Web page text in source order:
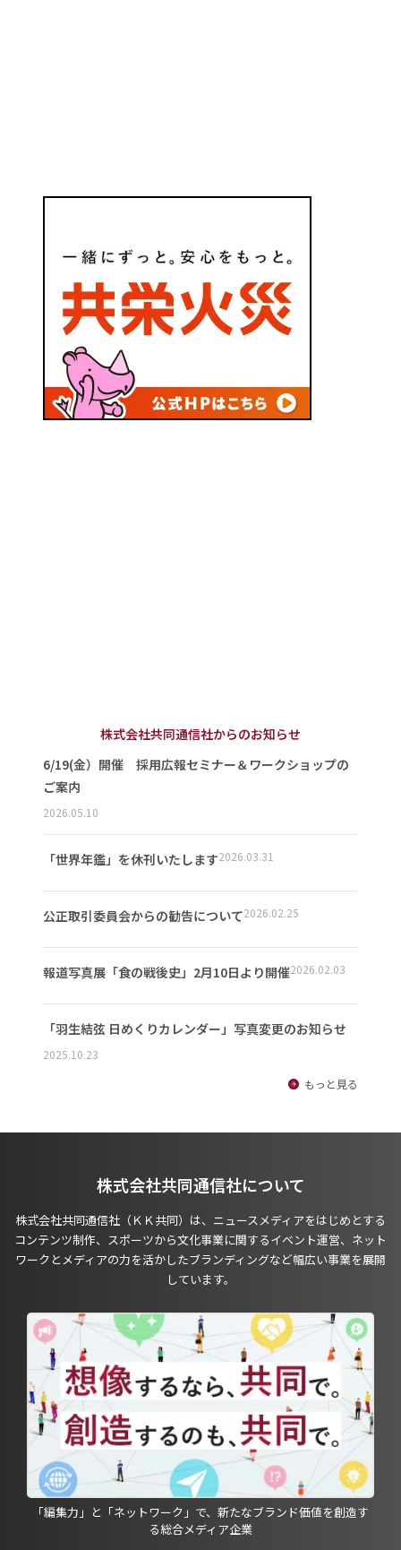
株式会社共同通信社からのお知らせ
6/19(金）開催 採用広報セミナー＆ワークショップの
ご案内
2026.05.10
「世界年鑑」を休刊いたします2026.03.31
公正取引委員会からの勧告について2026.02.25
報道写真展「食の戦後史」2月10日より開催2026.02.03
「羽生結弦 日めくりカレンダー」写真変更のお知らせ
2025.10.23
もっと見る
株式会社共同通信社について
株式会社共同通信社（ＫＫ共同）は、ニュースメディアをはじめとする
コンテンツ制作、スポーツから文化事業に関するイベント運営、ネット
ワークとメディアの力を活かしたブランディングなど幅広い事業を展開
しています。
「編集力」と「ネットワーク」で、新たなブランド価値を創造す
る総合メディア企業